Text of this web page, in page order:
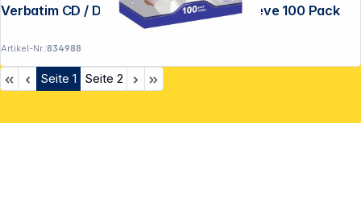
Verbatim CD / DVD Papierhülle Papersleeve 100 Pack
Artikel-Nr.:834988
Seite 1 Seite 2